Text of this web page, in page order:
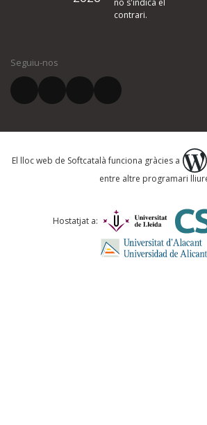
El vostre correu electrònic *
Què proposeu?
Comentari *
no s'indica el
contrari.
Seguiu-nos
El lloc web de Softcatalà funciona gràcies a
entre altre programari
Hostatjat a: